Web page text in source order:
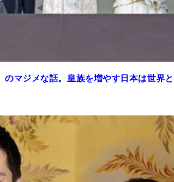
のマジメな話。皇族を増やす日本は世界と